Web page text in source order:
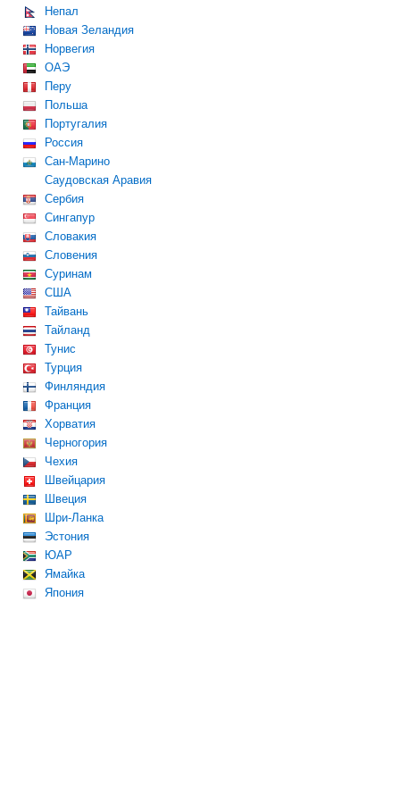
Непал
Новая Зеландия
Норвегия
ОАЭ
Перу
Польша
Португалия
Россия
Сан-Марино
Саудовская Аравия
Сербия
Сингапур
Словакия
Словения
Суринам
США
Тайвань
Тайланд
Тунис
Турция
Финляндия
Франция
Хорватия
Черногория
Чехия
Швейцария
Швеция
Шри-Ланка
Эстония
ЮАР
Ямайка
Япония